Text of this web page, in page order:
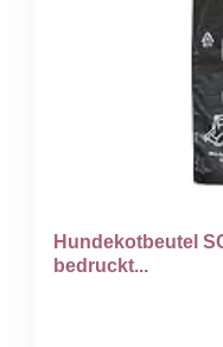
Hundekotbeutel
bedruckt...